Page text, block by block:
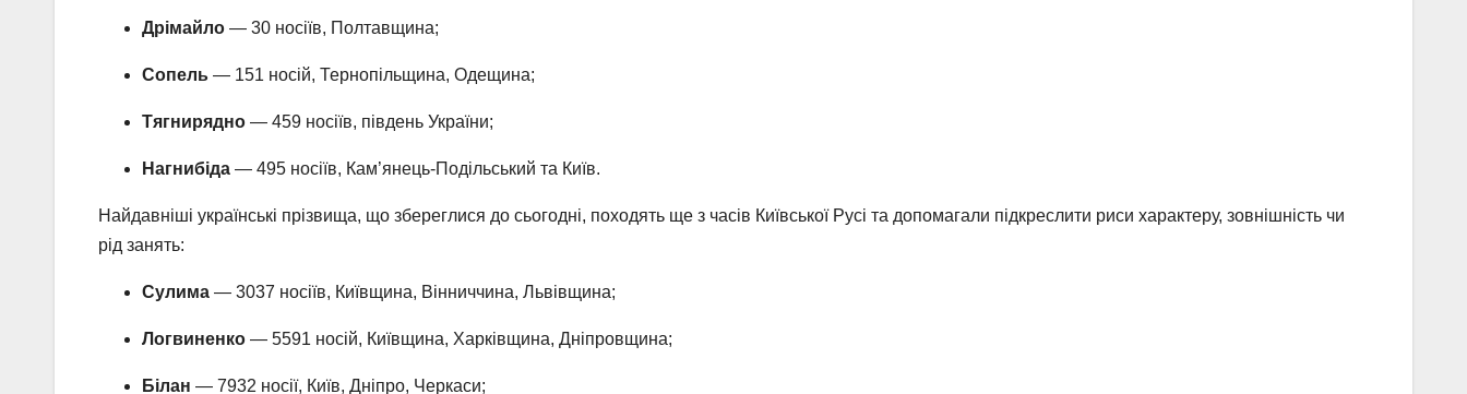
Дрімайло — 30 носіїв, Полтавщина;
Сопель — 151 носій, Тернопільщина, Одещина;
Тягнирядно — 459 носіїв, південь України;
Нагнибіда — 495 носіїв, Кам’янець-Подільський та Київ.
Найдавніші українські прізвища, що збереглися до сьогодні, походять ще з часів Київської Русі та допомагали підкреслити риси характеру, зовнішність чи
рід занять:
Сулима — 3037 носіїв, Київщина, Вінниччина, Львівщина;
Логвиненко — 5591 носій, Київщина, Харківщина, Дніпровщина;
Білан — 7932 носії, Київ, Дніпро, Черкаси;